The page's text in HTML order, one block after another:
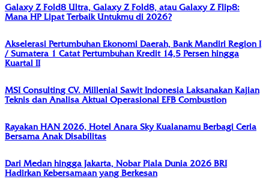
Galaxy Z Fold8 Ultra, Galaxy Z Fold8, atau Galaxy Z Flip8:
Mana HP Lipat Terbaik Untukmu di 2026?
Akselerasi Pertumbuhan Ekonomi Daerah, Bank Mandiri Region I
/ Sumatera 1 Catat Pertumbuhan Kredit 14,5 Persen hingga
Kuartal II
MSI Consulting CV. Millenial Sawit Indonesia Laksanakan Kajian
Teknis dan Analisa Aktual Operasional EFB Combustion
Rayakan HAN 2026, Hotel Anara Sky Kualanamu Berbagi Ceria
Bersama Anak Disabilitas
Dari Medan hingga Jakarta, Nobar Piala Dunia 2026 BRI
Hadirkan Kebersamaan yang Berkesan